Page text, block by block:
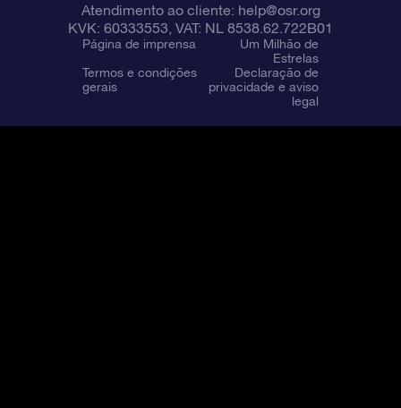
Atendimento ao cliente: help@osr.org
KVK: 60333553, VAT: NL 8538.62.722B01
Página de imprensa
Um Milhão de
Estrelas
Termos e condições
gerais
Declaração de
privacidade e aviso
legal